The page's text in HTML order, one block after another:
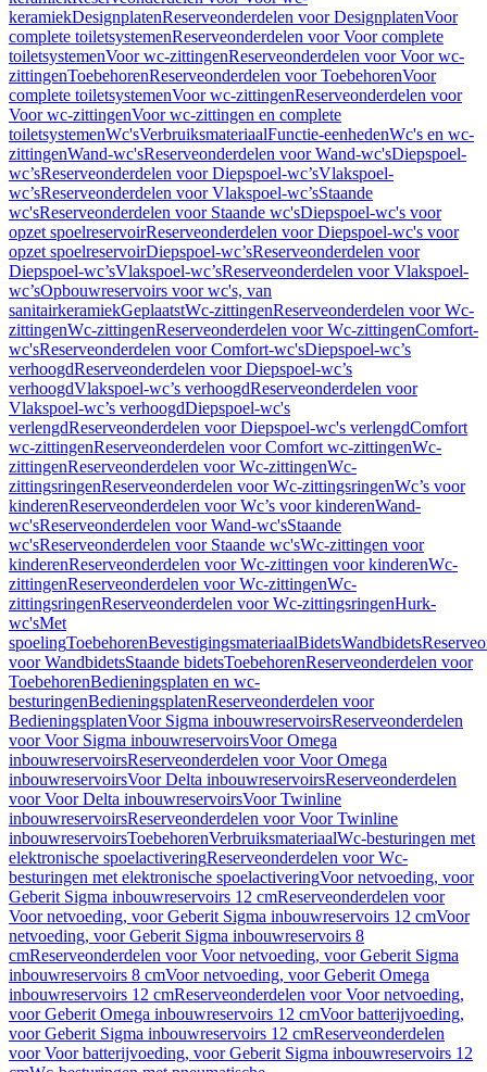
keramiekDesignplatenReserveonderdelen voor DesignplatenVoor
complete toiletsystemenReserveonderdelen voor Voor complete
toiletsystemenVoor wc-zittingenReserveonderdelen voor Voor wc-
zittingenToebehorenReserveonderdelen voor ToebehorenVoor
complete toiletsystemenVoor wc-zittingenReserveonderdelen voor
Voor wc-zittingenVoor wc-zittingen en complete
toiletsystemenWc'sVerbruiksmateriaalFunctie-eenhedenWc's en wc-
zittingenWand-wc'sReserveonderdelen voor Wand-wc'sDiepspoel-
wc’sReserveonderdelen voor Diepspoel-wc’sVlakspoel-
wc’sReserveonderdelen voor Vlakspoel-wc’sStaande
wc'sReserveonderdelen voor Staande wc'sDiepspoel-wc's voor
opzet spoelreservoirReserveonderdelen voor Diepspoel-wc's voor
opzet spoelreservoirDiepspoel-wc’sReserveonderdelen voor
Diepspoel-wc’sVlakspoel-wc’sReserveonderdelen voor Vlakspoel-
wc’sOpbouwreservoirs voor wc's, van
sanitairkeramiekGeplaatstWc-zittingenReserveonderdelen voor Wc-
zittingenWc-zittingenReserveonderdelen voor Wc-zittingenComfort-
wc'sReserveonderdelen voor Comfort-wc'sDiepspoel-wc’s
verhoogdReserveonderdelen voor Diepspoel-wc’s
verhoogdVlakspoel-wc’s verhoogdReserveonderdelen voor
Vlakspoel-wc’s verhoogdDiepspoel-wc's
verlengdReserveonderdelen voor Diepspoel-wc's verlengdComfort
wc-zittingenReserveonderdelen voor Comfort wc-zittingenWc-
zittingenReserveonderdelen voor Wc-zittingenWc-
zittingsringenReserveonderdelen voor Wc-zittingsringenWc’s voor
kinderenReserveonderdelen voor Wc’s voor kinderenWand-
wc'sReserveonderdelen voor Wand-wc'sStaande
wc'sReserveonderdelen voor Staande wc'sWc-zittingen voor
kinderenReserveonderdelen voor Wc-zittingen voor kinderenWc-
zittingenReserveonderdelen voor Wc-zittingenWc-
zittingsringenReserveonderdelen voor Wc-zittingsringenHurk-
wc'sMet
spoelingToebehorenBevestigingsmateriaalBidetsWandbidets
voor WandbidetsStaande bidetsToebehorenReserveonderdelen voor
ToebehorenBedieningsplaten en wc-
besturingenBedieningsplatenReserveonderdelen voor
BedieningsplatenVoor Sigma inbouwreservoirsReserveonderdelen
voor Voor Sigma inbouwreservoirsVoor Omega
inbouwreservoirsReserveonderdelen voor Voor Omega
inbouwreservoirsVoor Delta inbouwreservoirsReserveonderdelen
voor Voor Delta inbouwreservoirsVoor Twinline
inbouwreservoirsReserveonderdelen voor Voor Twinline
inbouwreservoirsToebehorenVerbruiksmateriaalWc-besturingen met
elektronische spoelactiveringReserveonderdelen voor Wc-
besturingen met elektronische spoelactiveringVoor netvoeding, voor
Geberit Sigma inbouwreservoirs 12 cmReserveonderdelen voor
Voor netvoeding, voor Geberit Sigma inbouwreservoirs 12 cmVoor
netvoeding, voor Geberit Sigma inbouwreservoirs 8
cmReserveonderdelen voor Voor netvoeding, voor Geberit Sigma
inbouwreservoirs 8 cmVoor netvoeding, voor Geberit Omega
inbouwreservoirs 12 cmReserveonderdelen voor Voor netvoeding,
voor Geberit Omega inbouwreservoirs 12 cmVoor batterijvoeding,
voor Geberit Sigma inbouwreservoirs 12 cmReserveonderdelen
voor Voor batterijvoeding, voor Geberit Sigma inbouwreservoirs 12